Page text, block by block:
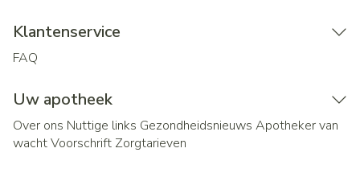
Klantenservice
FAQ
Uw apotheek
Over ons Nuttige links Gezondheidsnieuws Apotheker van
wachtVoorschrift Zorgtarieven